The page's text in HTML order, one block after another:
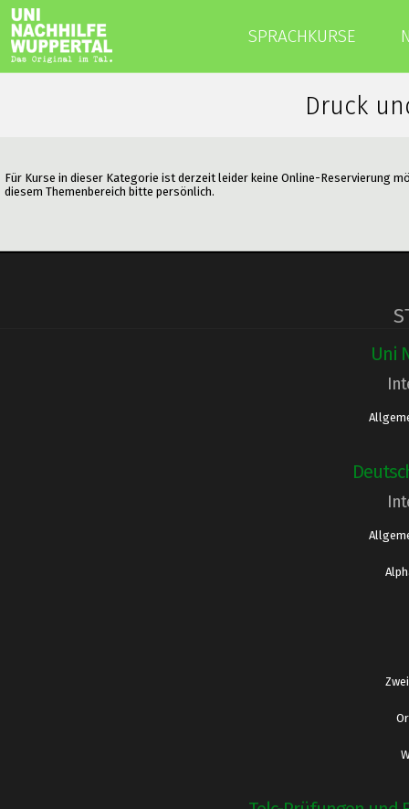
SPRACHKURSE
Druck
Für Kurse in dieser Kategorie ist derzeit leider keine Online-Reservierung
diesem Themenbereich bitte persönlich.
Uni